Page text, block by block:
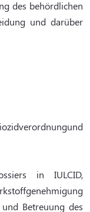
des behördlichen
und darüber
in IULCID,
Betreuung des